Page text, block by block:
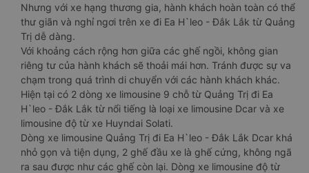
Nhưng với xe hạng thương gia, hành khách hoàn toàn có thể
thư giãn và nghỉ ngơi trên xe đi Ea H`leo - Đắk Lắk từ Quảng
Trị dễ dàng.
Với khoảng cách rộng hơn giữa các ghế ngồi, không gian
riêng tư của hành khách sẽ thoải mái hơn. Tránh được sự va
chạm trong quá trình di chuyển với các hành khách khác.
Hiện tại có 2 dòng xe limousine 9 chỗ từ Quảng Trị đi Ea
H`leo - Đắk Lắk từ nổi tiếng là loại xe limousine Dcar và xe
limousine độ từ xe Huyndai Solati.
Dòng xe limousine Quảng Trị đi Ea H`leo - Đắk Lắk Dcar khá
nhỏ gọn và tiện dụng, 2 ghế đầu xe là ghế cứng, không ngã
ra sau được như các ghế còn lại. Dòng xe limousine độ từ